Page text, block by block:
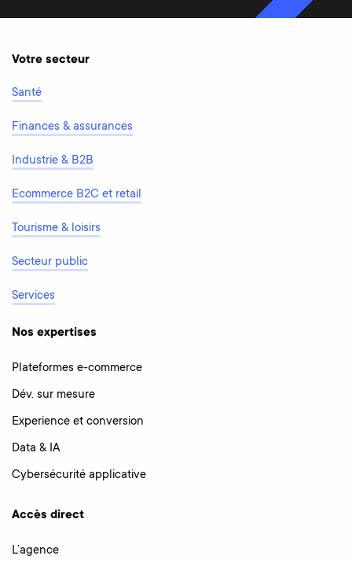
Votre secteur
Santé
Finances & assurances
Industrie & B2B
Ecommerce B2C et retail
Tourisme & loisirs
Secteur public
Services
Nos expertises
Plateformes e-commerce
Dév. sur mesure
Experience et conversion
Data & IA
Cybersécurité applicative
Accès direct
L’agence